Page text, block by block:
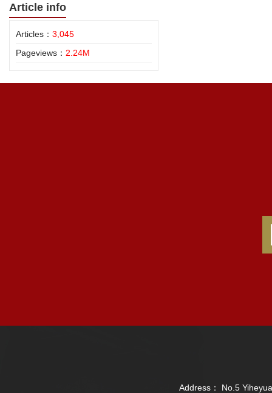
Article info
Articles： 3,045
Pageviews： 2.24M
Address： No.5